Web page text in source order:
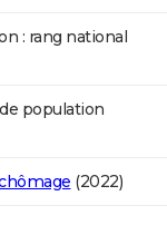
: rang national
population
(2022)